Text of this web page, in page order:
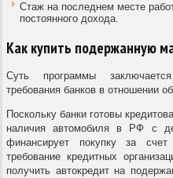
Стаж на последнем месте
постоянного дохода.
Как купить подержанную
Суть программы
требования банков в отношении
Поскольку банки готовы
наличия автомобиля в РФ с
финансирует покупку за
требование кредитных
получить автокредит на